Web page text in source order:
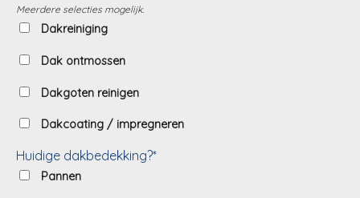
Meerdere selecties mogelijk.
Dakreiniging
Dak ontmossen
Dakgoten reinigen
Dakcoating / impregneren
Huidige dakbedekking?*
Pannen